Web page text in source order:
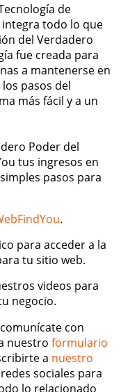
de
todo lo que
del Verdadero
fue creada para
a mantenerse en
pasos del
más fácil y a un
Poder del
tus ingresos en
pasos para
.
para acceder a la
tu sitio web.
videos para
negocio.
con
nuestro formulario
a nuestro
sociales para
lo relacionado